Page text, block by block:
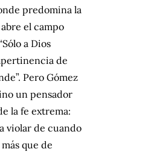
predomina la
el campo
a Dios
de
Pero Gómez
un pensador
la fe extrema:
violar de cuando
que de